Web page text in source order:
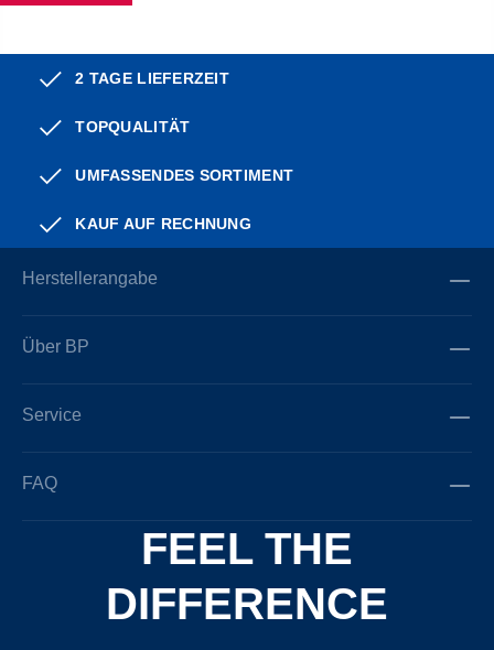
2 TAGE LIEFERZEIT
TOPQUALITÄT
UMFASSENDES SORTIMENT
KAUF AUF RECHNUNG
Herstellerangabe
Über BP
Service
FAQ
FEEL THE
DIFFERENCE